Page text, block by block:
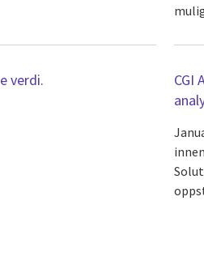
verdi.
CGI